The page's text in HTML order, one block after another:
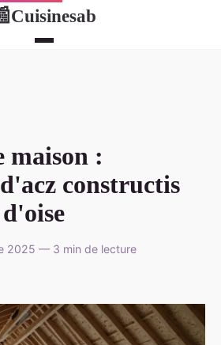
Cuisinesab
maison :
constructis
2025 — 3 min de lecture